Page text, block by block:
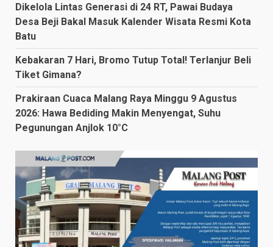
Dikelola Lintas Generasi di 24 RT, Pawai Budaya
Desa Beji Bakal Masuk Kalender Wisata Resmi Kota
Batu
Kebakaran 7 Hari, Bromo Tutup Total! Terlanjur Beli
Tiket Gimana?
Prakiraan Cuaca Malang Raya Minggu 9 Agustus
2026: Hawa Bediding Makin Menyengat, Suhu
Pegunungan Anjlok 10°C